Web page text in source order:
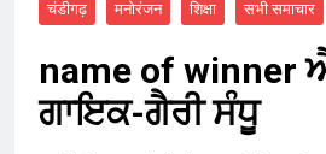
चंडीगढ़ मनोरंजन शिक्षा सभी समाचार
name of winner
ਗਾਇਕ-ਗੈਰੀ ਸੰਧੂ